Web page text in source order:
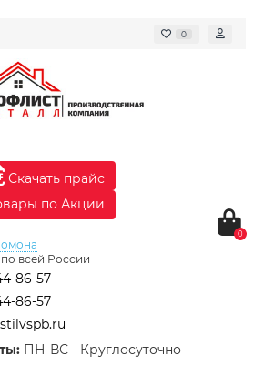
0
Скачать прайс
по Акции
всей России
86-57
86-57
ПН-ВС - Круглосуточно
0